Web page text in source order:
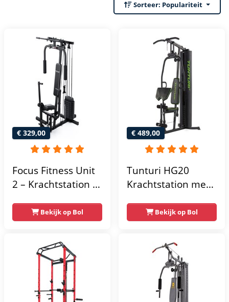
Sorteer: Populariteit
€ 329,00
Focus Fitness Unit
2 – Krachtstation –
– Lat Pulley
Bekijk op Bol
€ 489,00
Tunturi HG20
Krachtstation met
Compacte home
gym met lat pulley
krachtstation voor
thuis - Compact en
multifunctioneel -
Incl. gratis fitness
Bekijk op Bol